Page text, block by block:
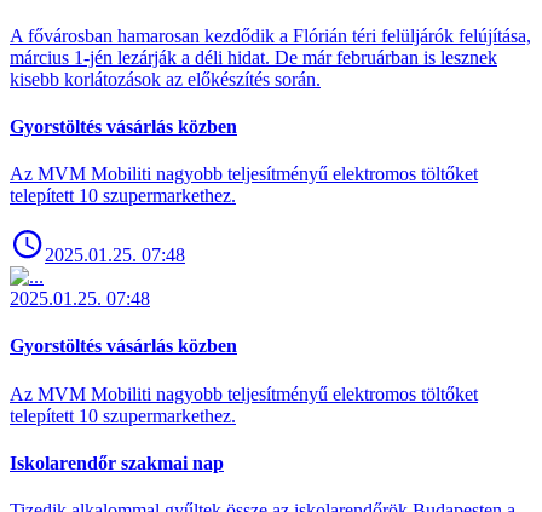
A fővárosban hamarosan kezdődik a Flórián téri felüljárók felújítása,
március 1-jén lezárják a déli hidat. De már februárban is lesznek
kisebb korlátozások az előkészítés során.
Gyorstöltés vásárlás közben
Az MVM Mobiliti nagyobb teljesítményű elektromos töltőket
telepített 10 szupermarkethez.
2025.01.25. 07:48
2025.01.25. 07:48
Gyorstöltés vásárlás közben
Az MVM Mobiliti nagyobb teljesítményű elektromos töltőket
telepített 10 szupermarkethez.
Iskolarendőr szakmai nap